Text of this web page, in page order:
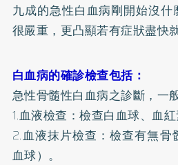
九成的急性白血病剛開始沒
很嚴重，更凸顯若有症狀盡快
白血病的確診檢查包括：
急性骨髓性白血病之診斷，一
1.血液檢查：檢查白血球、血紅
2.血液抹片檢查：檢查有無骨
血球）。